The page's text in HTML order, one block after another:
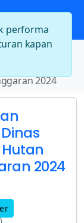
2024
2024
performa
kapan